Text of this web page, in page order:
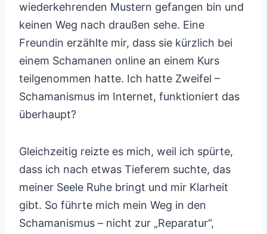
wiederkehrenden Mustern gefangen bin und
keinen Weg nach draußen sehe. Eine
Freundin erzählte mir, dass sie kürzlich bei
einem Schamanen online an einem Kurs
teilgenommen hatte. Ich hatte Zweifel –
Schamanismus im Internet, funktioniert das
überhaupt?
Gleichzeitig reizte es mich, weil ich spürte,
dass ich nach etwas Tieferem suchte, das
meiner Seele Ruhe bringt und mir Klarheit
gibt. So führte mich mein Weg in den
Schamanismus – nicht zur „Reparatur“,